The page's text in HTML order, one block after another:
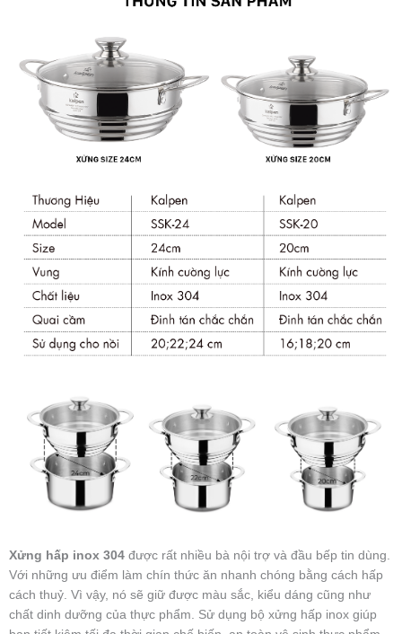
Xửng hấp inox 304 được rất nhiều bà nội trợ và đầu bếp tin dùng.
Với những ưu điểm làm chín thức ăn nhanh chóng bằng cách hấp
cách thuỷ. Vì vậy, nó sẽ giữ được màu sắc, kiểu dáng cũng như
chất dinh dưỡng của thực phẩm. Sử dụng bộ xửng hấp inox giúp